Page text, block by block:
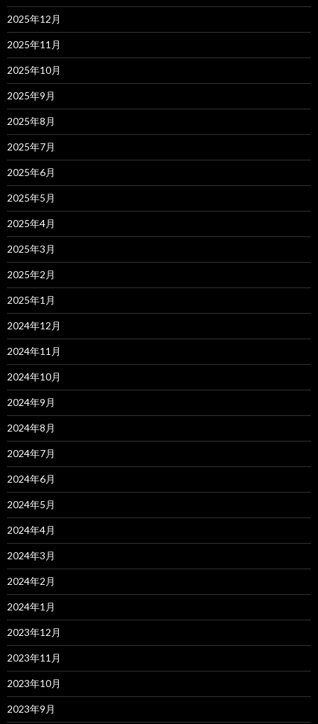
2025年12月
2025年11月
2025年10月
2025年9月
2025年8月
2025年7月
2025年6月
2025年5月
2025年4月
2025年3月
2025年2月
2025年1月
2024年12月
2024年11月
2024年10月
2024年9月
2024年8月
2024年7月
2024年6月
2024年5月
2024年4月
2024年3月
2024年2月
2024年1月
2023年12月
2023年11月
2023年10月
2023年9月